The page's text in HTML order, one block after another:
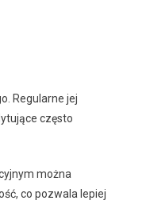
Regularne jej
często
można
co pozwala lepiej